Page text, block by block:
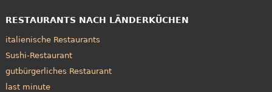
RESTAURANTS NACH LÄNDERKÜCHEN
italienische Restaurants
Sushi-Restaurant
gutbürgerliches Restaurant
last minute